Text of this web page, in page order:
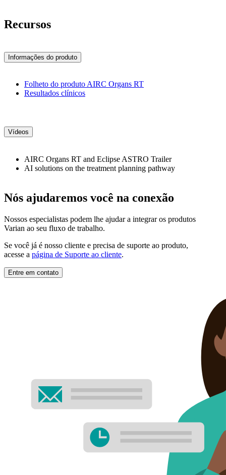
Recursos
Informações do produto
Folheto do produto AIRC Organs RT
Resultados clínicos
Vídeos
AIRC Organs RT and Eclipse ASTRO Trailer
AI solutions on the treatment planning pathway
Nós ajudaremos você na conexão
Nossos especialistas podem lhe ajudar a integrar os produtos
Varian ao seu fluxo de trabalho.
Se você já é nosso cliente e precisa de suporte ao produto,
acesse a página de Suporte ao cliente.
Entre em contato